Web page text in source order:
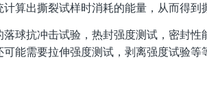
算出撕裂试样时消耗的能量，从而得到
落球抗冲击试验，热封强度测试，密封
能需要拉伸强度测试，剥离强度试验等